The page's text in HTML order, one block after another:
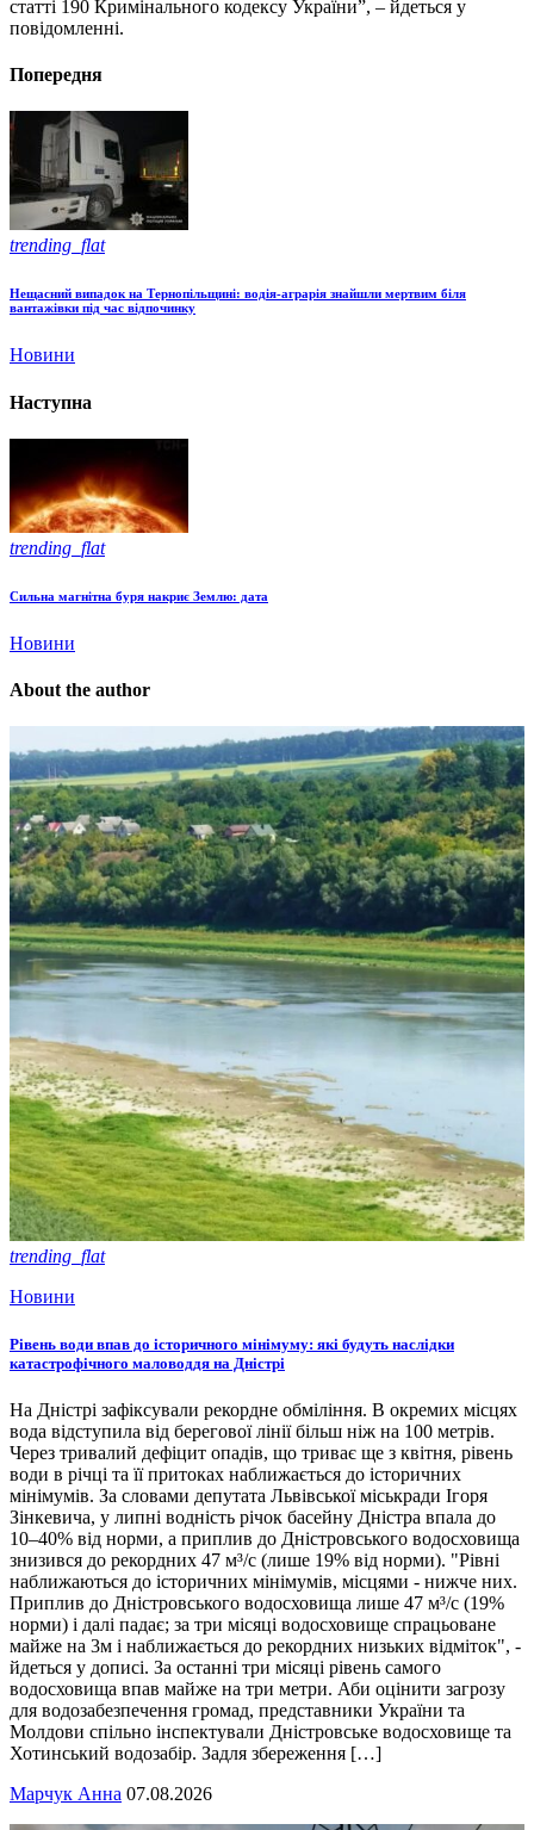
статті 190 Кримінального кодексу України”, – йдеться у
повідомленні.
Попередня
trending_flat
Нещасний випадок на Тернопільщині: водія-аграрія знайшли мертвим біля
вантажівки під час відпочинку
Новини
Наступна
trending_flat
Сильна магнітна буря накриє Землю: дата
Новини
About the author
trending_flat
Новини
Рівень води впав до історичного мінімуму: які будуть наслідки
катастрофічного маловоддя на Дністрі
На Дністрі зафіксували рекордне обміління. В окремих місцях
вода відступила від берегової лінії більш ніж на 100 метрів.
Через тривалий дефіцит опадів, що триває ще з квітня, рівень
води в річці та її притоках наближається до історичних
мінімумів. За словами депутата Львівської міськради Ігоря
Зінкевича, у липні водність річок басейну Дністра впала до
10–40% від норми, а приплив до Дністровського водосховища
знизився до рекордних 47 м³/с (лише 19% від норми). "Рівні
наближаються до історичних мінімумів, місцями - нижче них.
Приплив до Дністровського водосховища лише 47 м³/с (19%
норми) і далі падає; за три місяці водосховище спрацьоване
майже на 3м і наближається до рекордних низьких відміток", -
йдеться у дописі. За останні три місяці рівень самого
водосховища впав майже на три метри. Аби оцінити загрозу
для водозабезпечення громад, представники України та
Молдови спільно інспектували Дністровське водосховище та
Хотинський водозабір. Задля збереження […]
Марчук Анна 07.08.2026